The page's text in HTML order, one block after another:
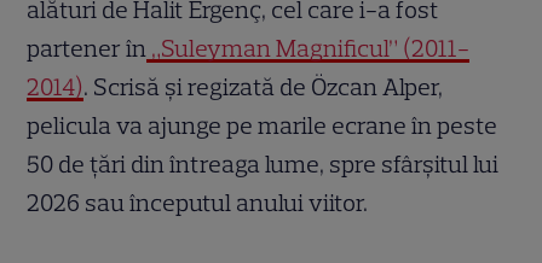
alături de Halit Ergenç, cel care i-a fost
partener în „Suleyman Magnificul” (2011-
2014). Scrisă și regizată de Özcan Alper,
pelicula va ajunge pe marile ecrane în peste
50 de țări din întreaga lume, spre sfârșitul lui
2026 sau începutul anului viitor.